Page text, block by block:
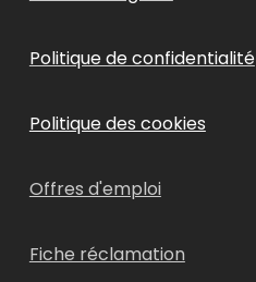
Politique de confidentialité
Politique des cookies
Offres d'emploi
Fiche réclamation